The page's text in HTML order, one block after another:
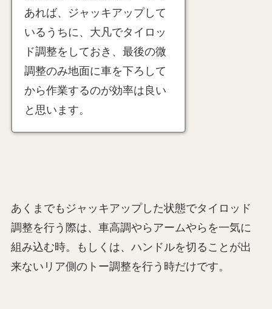
あれば、ジャッキアップして
いるうちに、大凡でタイロッ
ド調整をしておき、最後の微
調整のみ地面に車を下ろして
から作業するのが効率は良い
と思います。
あくまでもジャッキアップした状態でタイロッド
調整を行う際は、車高調やらアームやらを一気に
組み込む時。もしくは、ハンドルを切ることが出
来ないリア側のトー調整を行う時だけです。